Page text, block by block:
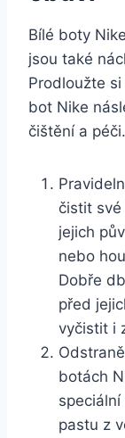
Bílé boty
jsou také
Prodloužte
bot ‌Nike
čištění a péči.
čistit
jejich
nebo
Dobře
⁤před
vyčistit i
botách
pastu⁢ z